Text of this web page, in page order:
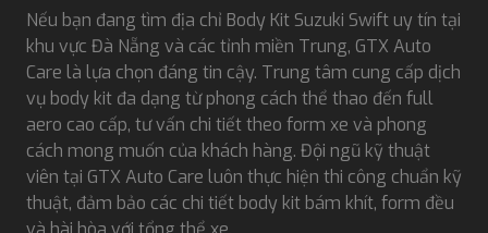
Nếu bạn đang tìm địa chỉ Body Kit Suzuki Swift uy tín tại
khu vực Đà Nẵng và các tỉnh miền Trung, GTX Auto
Care là lựa chọn đáng tin cậy. Trung tâm cung cấp dịch
vụ body kit đa dạng từ phong cách thể thao đến full
aero cao cấp, tư vấn chi tiết theo form xe và phong
cách mong muốn của khách hàng. Đội ngũ kỹ thuật
viên tại GTX Auto Care luôn thực hiện thi công chuẩn kỹ
thuật, đảm bảo các chi tiết body kit bám khít, form đều